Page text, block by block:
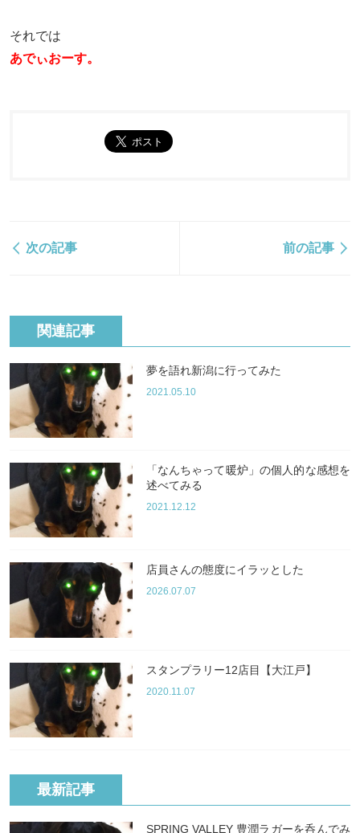
それでは
あでぃおーす。
次の記事 前の記事
関連記事
夢を語れ新潟に行ってみた
2021.05.10
「なんちゃって暖炉」の個人的な感想を
述べてみる
2021.12.12
店員さんの態度にイラッとした
2026.07.07
スタンプラリー12店目【大江戸】
2020.11.07
最新記事
SPRING VALLEY 豊潤ラガーを呑んでみ